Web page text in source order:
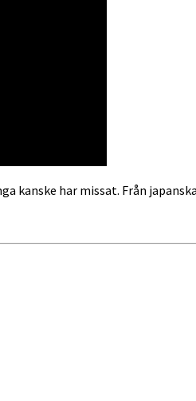
kanske har missat. Från